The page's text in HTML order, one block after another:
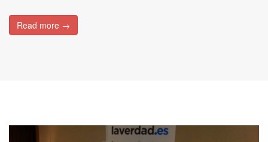
Read more →